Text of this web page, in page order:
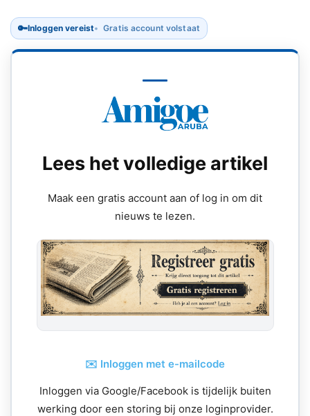
🔑Inloggen vereist Gratis account volstaat
Lees het volledige artikel
Maak een gratis account aan of log in om dit
nieuws te lezen.
✉️ Inloggen met e-mailcode
Inloggen via Google/Facebook is tijdelijk buiten
werking door een storing bij onze loginprovider.